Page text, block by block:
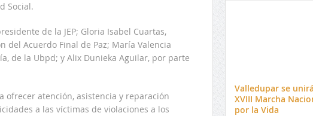
Social.
de la JEP; Gloria Isabel Cuartas,
Acuerdo Final de Paz; María Valencia
de la Ubpd; y Alix Dunieka Aguilar, por parte
ofrecer atención, asistencia y reparación
a las víctimas de violaciones a los
Valledupar se
XVIII Marcha
por la Vida